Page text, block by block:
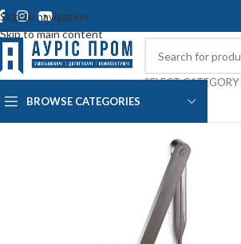
Skip to navigation
Skip to main content
SELECT CATEGORY
BROWSE CATEGORIES